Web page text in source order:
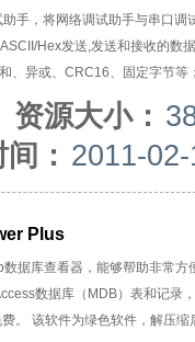
手，将网络调试助手与串口
Hex发送,发送和接收的
、异或、CRC16、固定字节
添加回车换行，启用该选项
志接收模式：接收内容时会
文件导入数据用于发送；11.
资源大小：
： 2011-
Plus
据库查看器，能够帮助非常
数据库（MDB）表和记
。 该软件为绿色软件，解压